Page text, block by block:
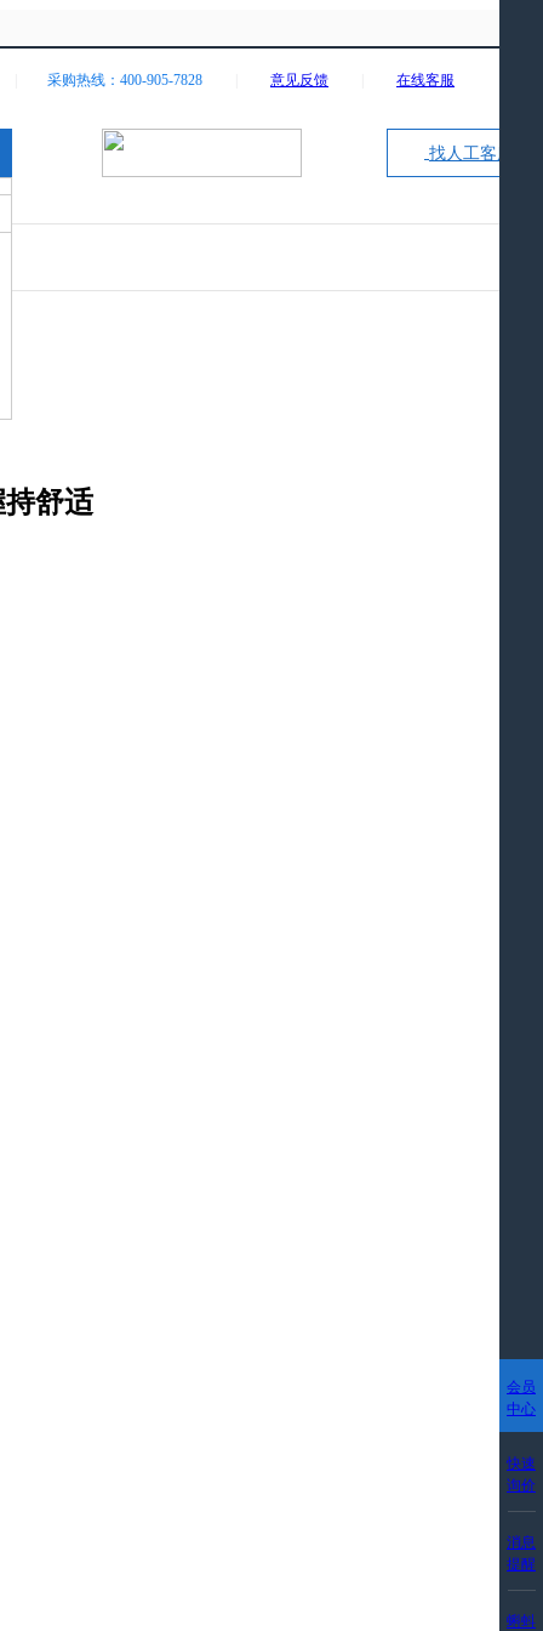
采购热线：400-905-7828 意见反馈 在线客服
找人工客服
持舒适
会员
中心
快速
询价
消息
提醒
蝌蚪